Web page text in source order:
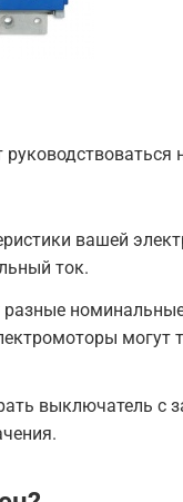
вашей
ток.
разные
могут
выключатель с